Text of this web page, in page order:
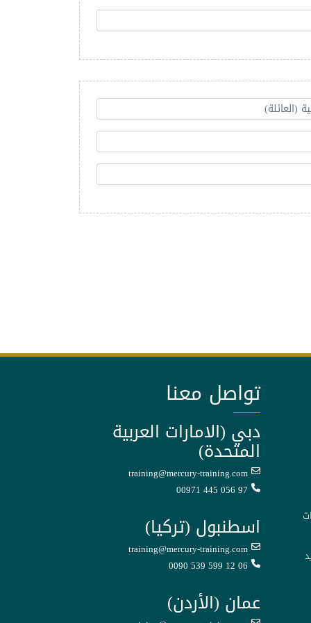
تواصل معنا
دبي (الامارات العربية
المتحدة)
training@mercury-training.com
00971 445 056 97
اسطنبول (تركيا)
training@mercury-training.com
0090 539 599 12 06
عمان (الأردن)